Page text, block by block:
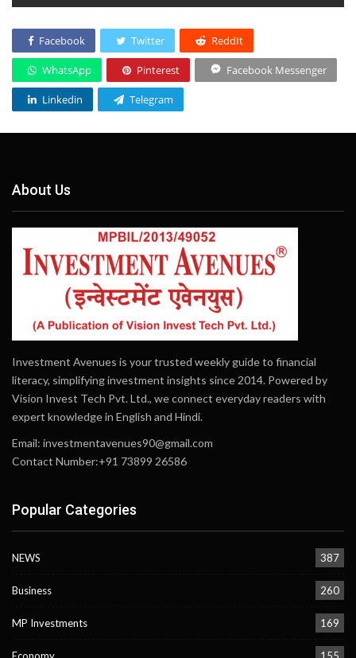
Facebook Twitter ReddIt
WhatsApp Pinterest Facebook Messenger
Linkedin Telegram
About Us
Investment Avenues is your trusted weekly guide to financial
literacy, simplifying investment insights since 2014. Powered by
Vision Invest Tech Pvt. Ltd., we connect everyday readers with
expert knowledge in English and Hindi.
Email: investmentavenues90@gmail.com
Contact Number:+91 73899 26586
Popular Categories
NEWS 387
Business 260
MP Investments 169
Economy 155